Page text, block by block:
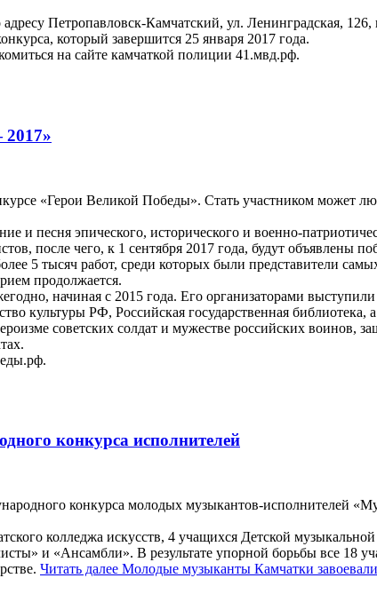
Петропавловск-Камчатский, ул. Ленинградская, 126,
который завершится 25 января 2017 года.
на сайте камчаткой полиции 41.мвд.рф.
2017»
«Герои Великой Победы». Стать участником может
и песня эпического, исторического и военно-
после чего, к 1 сентября 2017 года, будут объявлены
5 тысяч работ, среди которых были представители
продолжается.
начиная с 2015 года. Его организаторами
культуры РФ, Российская государственная библиотека,
советских солдат и мужестве российских
конкурса исполнителей
конкурса молодых музыкантов-исполнителей
колледжа искусств, 4 учащихся Детской
и «Ансамбли». В результате упорной борьбы все 18
Читать далее Молодые музыканты Камчатки